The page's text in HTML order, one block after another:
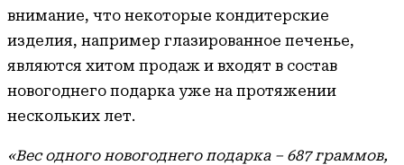
внимание, что некоторые кондитерские
изделия, например глазированное печенье,
являются хитом продаж и входят в состав
новогоднего подарка уже на протяжении
нескольких лет.
«Вес одного новогоднего подарка – 687 граммов,